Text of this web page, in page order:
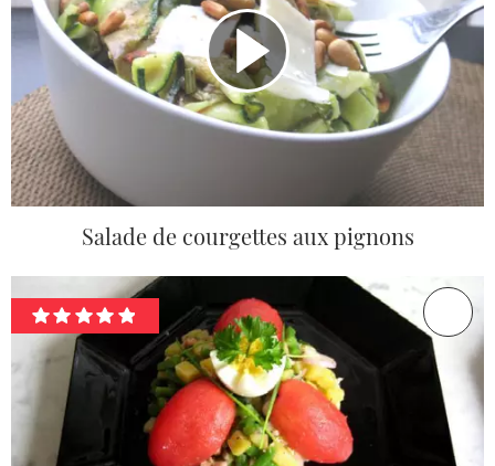
Salade de courgettes aux pignons